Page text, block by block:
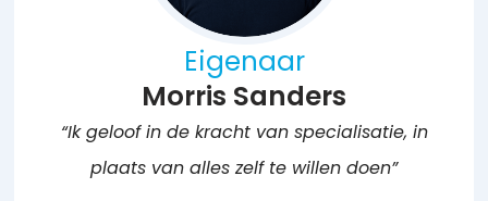
Eigenaar
Morris Sanders
“Ik geloof in de kracht van specialisatie, in
plaats van alles zelf te willen doen”